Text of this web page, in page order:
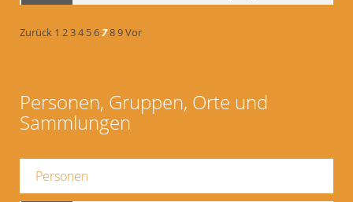
Zurück 1 234 56789Vor
Personen, Gruppen, Orte und
Sammlungen
Personen